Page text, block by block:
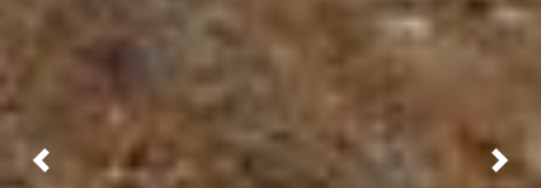
Previous Next